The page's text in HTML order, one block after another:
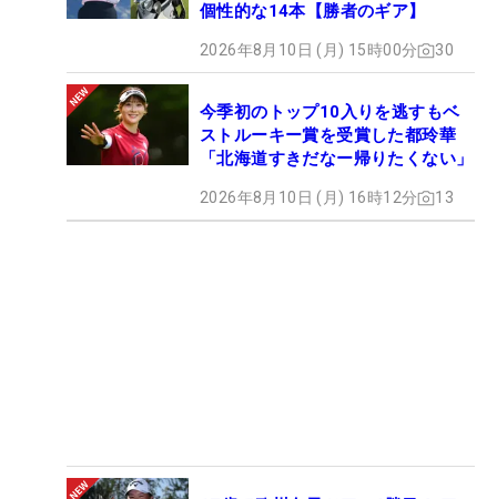
個性的な14本【勝者のギア】
2026年8月10日 (月) 15時00分 30
今季初のトップ10入りを逃すもベ
ストルーキー賞を受賞した都玲華
「北海道すきだなー帰りたくない」
2026年8月10日 (月) 16時12分 13